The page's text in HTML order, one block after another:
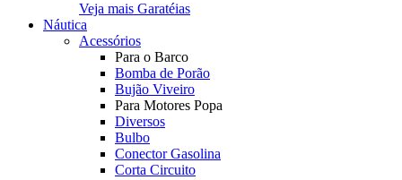
Veja mais Garatéias
Náutica
Acessórios
Para o Barco
Bomba de Porão
Bujão Viveiro
Para Motores Popa
Diversos
Bulbo
Conector Gasolina
Corta Circuito